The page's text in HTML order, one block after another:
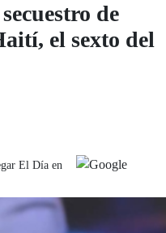
de
el sexto del
El Día en